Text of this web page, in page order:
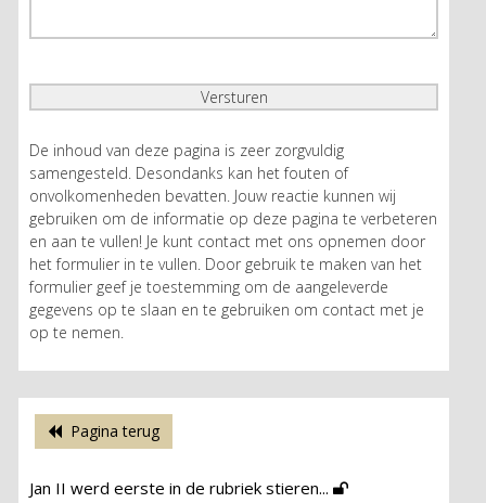
De inhoud van deze pagina is zeer zorgvuldig
samengesteld. Desondanks kan het fouten of
onvolkomenheden bevatten. Jouw reactie kunnen wij
gebruiken om de informatie op deze pagina te verbeteren
en aan te vullen! Je kunt contact met ons opnemen door
het formulier in te vullen. Door gebruik te maken van het
formulier geef je toestemming om de aangeleverde
gegevens op te slaan en te gebruiken om contact met je
op te nemen.
Pagina terug
Jan II werd eerste in de rubriek stieren...